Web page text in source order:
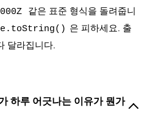
같은 표준 형식을 돌려줍니
은 피하세요. 출
달라집니다.
하루 어긋나는 이유가 뭔가